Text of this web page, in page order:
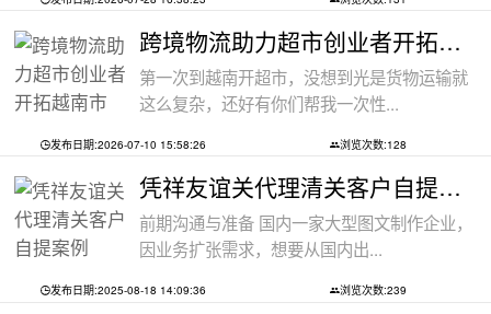
跨境物流助力超市创业者开拓越南市场：
第一次到越南开超市，没想到光是货物运输就
这么复杂，还好有你们帮我一次性...
发布日期:2026-07-10 15:58:26 浏览次数:128
凭祥友谊关代理清关客户自提案例
前期沟通与准备 国内一家大型图文制作企业，
因业务扩张需求，想要从国内出...
发布日期:2025-08-18 14:09:36 浏览次数:239